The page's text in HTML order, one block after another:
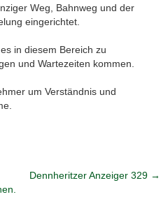
Weg, Bahnweg und der
eingerichtet.
in diesem Bereich zu
und Wartezeiten kommen.
um Verständnis und
Dennheritzer Anzeiger 329 →